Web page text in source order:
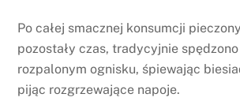
Po całej smacznej konsumcji
pozostały czas, tradycyjnie
rozpalonym ognisku, śpiewając
pijąc rozgrzewające napoje.